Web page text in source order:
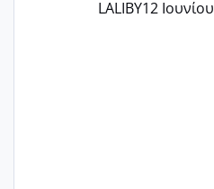
LALIBY12 Ιουνίου